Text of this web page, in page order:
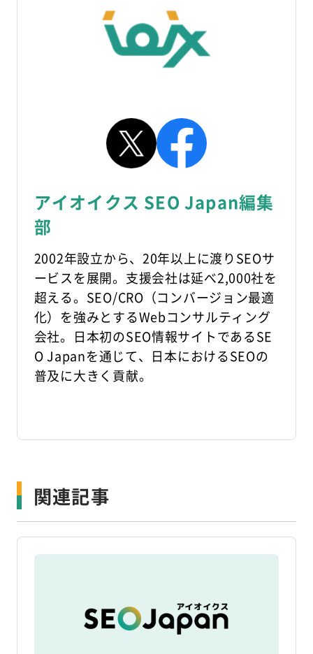
アイオイクス SEO Japan編集
部
2002年設立から、20年以上に渡りSEOサ
ービスを展開。支援会社は延べ2,000社を
超える。SEO/CRO（コンバージョン最適
化）を強みとするWebコンサルティング
会社。日本初のSEO情報サイトであるSE
O Japanを通じて、日本におけるSEOの
普及に大きく貢献。
関連記事